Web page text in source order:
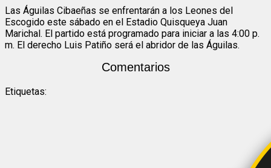
Las Águilas Cibaeñas se enfrentarán a los Leones del
Escogido este sábado en el Estadio Quisqueya Juan
Marichal. El partido está programado para iniciar a las 4:00 p.
m. El derecho Luis Patiño será el abridor de las Águilas.
Comentarios
Etiquetas: